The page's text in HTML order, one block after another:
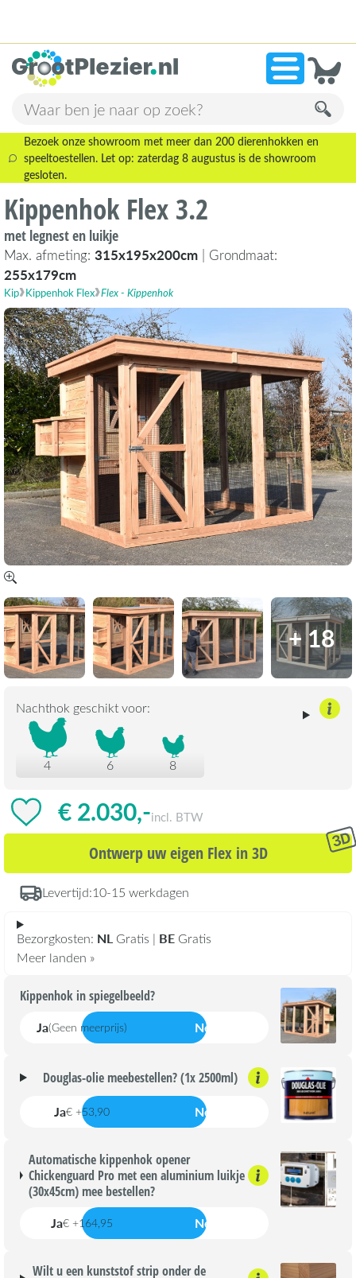
»13.946 beoordelingen!
Bezoek onze showroom met meer dan 200 dierenhokken en
speeltoestellen. Let op: zaterdag 8 augustus is de showroom
gesloten.
Kippenhok Flex 3.2
met legnest en luikje
Max. afmeting: 315x195x200cm | Grondmaat:
255x179cm
Kip Kippenhok Flex Flex - Kippenhok
+ 18
Nachthok geschikt voor:
4 6 8
€ 2.030,-incl. BTW
Ontwerp uw eigen Flex in 3D
Levertijd:10-15 werkdagen
Bezorgkosten: NL Gratis | BE Gratis
Meer landen »
Kippenhok in spiegelbeeld?
Ja(Geen meerprijs) Nee
Douglas-olie meebestellen? (1x 2500ml)
Ja€ +53,90 Nee
Automatische kippenhok opener
Chickenguard Pro met een aluminium luikje
(30x45cm) mee bestellen?
Ja€ +164,95 Nee
Wilt u een kunststof strip onder de